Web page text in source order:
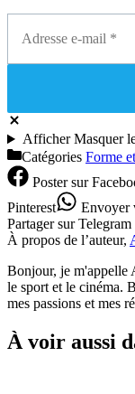
AfficherMasquer
Catégories Forme
Postersur
Pinterest
Envoyer
Partagersur Telegram
À propos de l’auteur,
Bonjour, je m'appelle
le sport et le cinéma.
mes passions et mes
À voir aussi